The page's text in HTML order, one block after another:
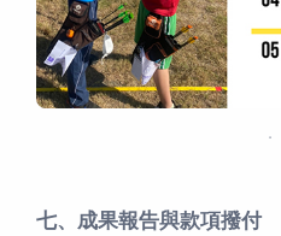
．
七、成果報告與款項撥付